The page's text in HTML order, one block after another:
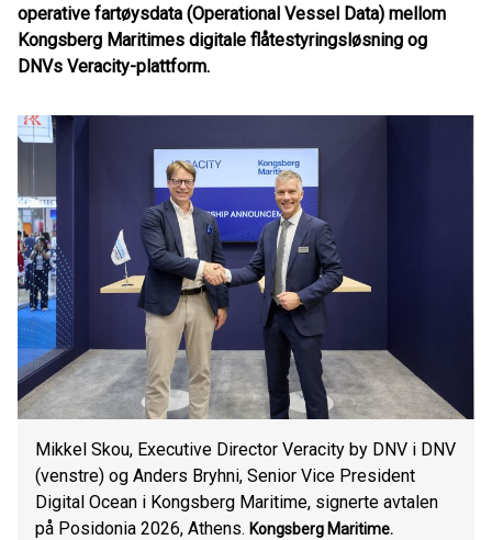
operative fartøysdata (Operational Vessel Data) mellom
Kongsberg Maritimes digitale flåtestyringsløsning og
DNVs Veracity-plattform.
Mikkel Skou, Executive Director Veracity by DNV i DNV
(venstre) og Anders Bryhni, Senior Vice President
Digital Ocean i Kongsberg Maritime, signerte avtalen
på Posidonia 2026, Athens. Kongsberg Maritime.